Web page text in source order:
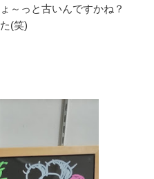
～っと古いんですかね？
(笑)